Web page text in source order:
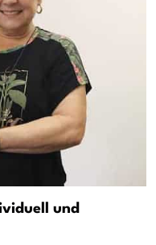
und